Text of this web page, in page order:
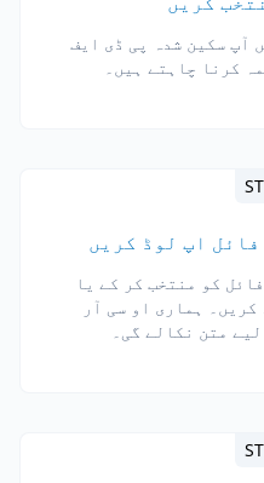
آپ سکین شدہ پی ڈی ایف
کرنا چاہتے ہیں۔
اپ لوڈ کریں
کو منتخب کر کے یا
ہماری او سی آر
متن نکالے گی۔